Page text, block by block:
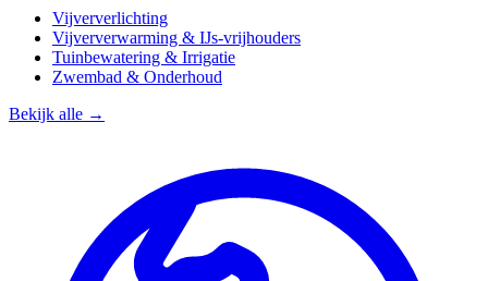
Vijververlichting
Vijververwarming & IJs-vrijhouders
Tuinbewatering & Irrigatie
Zwembad & Onderhoud
Bekijk alle →